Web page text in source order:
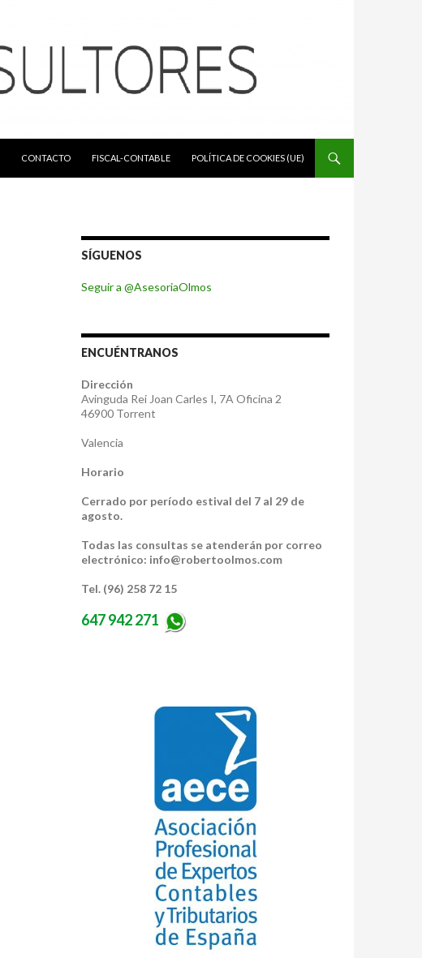
CONTACTO FISCAL-CONTABLE POLÍTICA DE COOKIES (UE)
SÍGUENOS
Seguir a @AsesoriaOlmos
ENCUÉNTRANOS
Dirección
Avinguda Rei Joan Carles I, 7A Oficina 2
46900 Torrent
Valencia
Horario
Cerrado por período estival del 7 al 29 de
agosto.
Todas las consultas se atenderán por correo
electrónico: info@robertoolmos.com
Tel. (96) 258 72 15
647 942 271